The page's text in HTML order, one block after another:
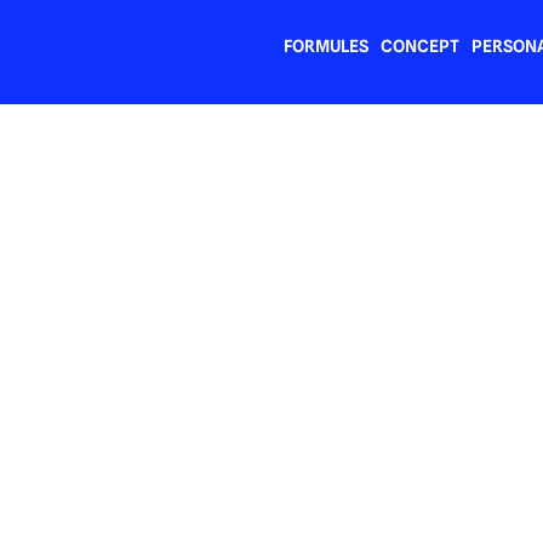
FORMULES CONCEPT